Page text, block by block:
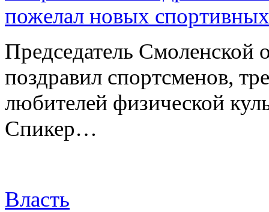
пожелал новых
Председатель
поздравил спортсменов,
любителей физической
Спикер…
Власть